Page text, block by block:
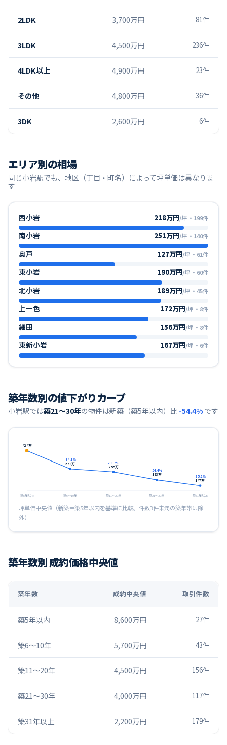
2LDK 3,700万円 81件
3LDK 4,500万円 236件
4LDK以上 4,900万円 23件
その他 4,800万円 36件
3DK 2,600万円 6件
エリア別の相場
同じ小岩駅でも、地区（丁目・町名）によって坪単価は異なりま
す
西小岩 218万円/坪 ・ 199件
南小岩 251万円/坪 ・ 140件
奥戸 127万円/坪 ・ 61件
東小岩 190万円/坪 ・ 60件
北小岩 189万円/坪 ・ 45件
上一色 172万円/坪 ・ 8件
細田 156万円/坪 ・ 8件
東新小岩 167万円/坪 ・ 6件
築年数別の値下がりカーブ
小岩駅では築21〜30年の物件は新築（築5年以内）比 -54.4% です
424万
築5年以内
279万
-34.1 %
築6〜10年
255万
-39.7%
築11〜20年
193万
-54.4%
築21〜30年
147万
-65.2%
築31年以上
坪単価中央値（新築＝築5年以内を基準に比較。件数3件未満の築年帯は除
外）
築年数別 成約価格中央値
築年数 成約中央値 取引件数
築5年以内 8,600万円 27件
築6〜10年 5,700万円 43件
築11〜20年 4,500万円 156件
築21〜30年 4,000万円 117件
築31年以上 2,200万円 179件